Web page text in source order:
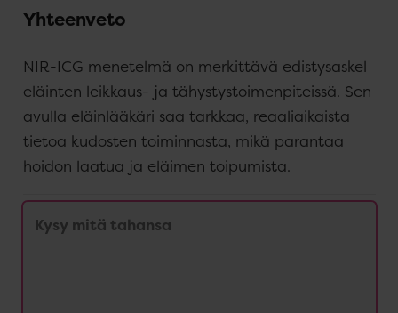
Yhteenveto
NIR-ICG menetelmä on merkittävä edistysaskel
eläinten leikkaus- ja tähystystoimenpiteissä. Sen
avulla eläinlääkäri saa tarkkaa, reaaliaikaista
tietoa kudosten toiminnasta, mikä parantaa
hoidon laatua ja eläimen toipumista.